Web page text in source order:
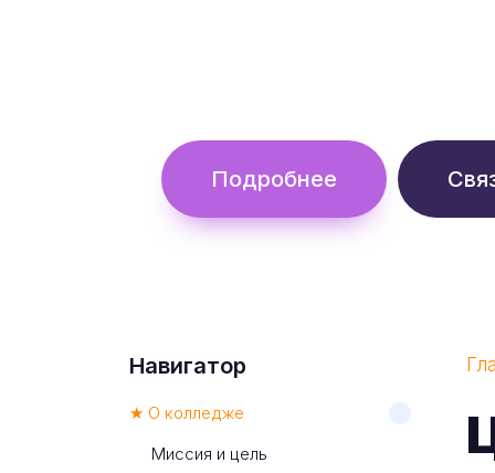
Подробнее
Навигатор
★ О колледже
Миссия и цель